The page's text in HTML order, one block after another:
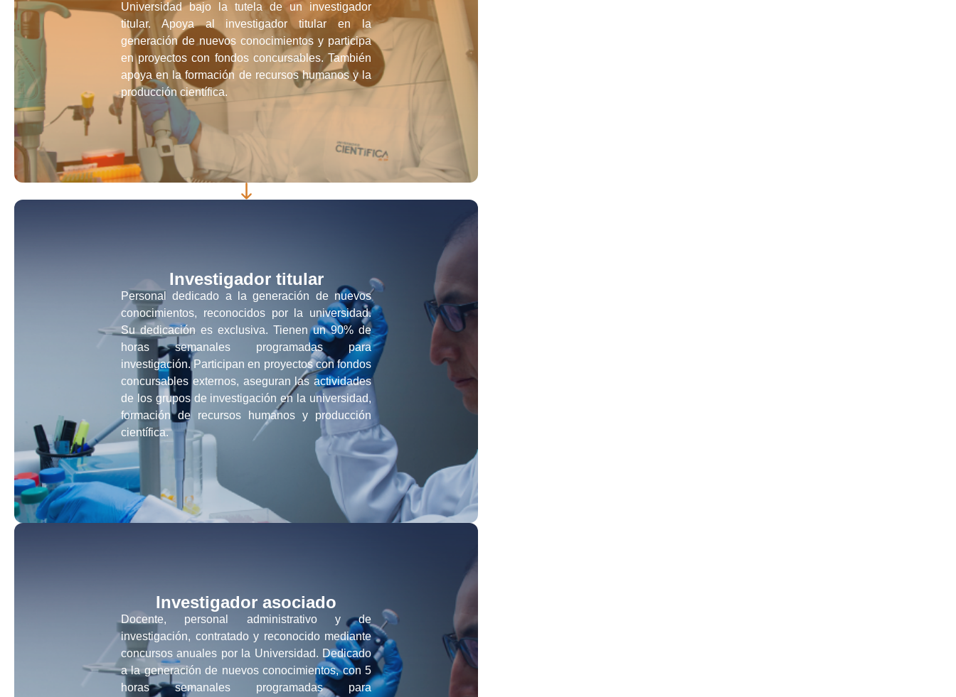
Universidad bajo la tutela de un investigador
titular. Apoya al investigador titular en la
generación de nuevos conocimientos y participa
en proyectos con fondos concursables. También
apoya en la formación de recursos humanos y la
producción científica.
Investigador titular
Personal dedicado a la generación de nuevos
conocimientos, reconocidos por la universidad.
Su dedicación es exclusiva. Tienen un 90% de
horas semanales programadas para
investigación. Participan en proyectos con fondos
concursables externos, aseguran las actividades
de los grupos de investigación en la universidad,
formación de recursos humanos y producción
científica.
Investigador asociado
Docente, personal administrativo y de
investigación, contratado y reconocido mediante
concursos anuales por la Universidad. Dedicado
a la generación de nuevos conocimientos, con 5
horas semanales programadas para